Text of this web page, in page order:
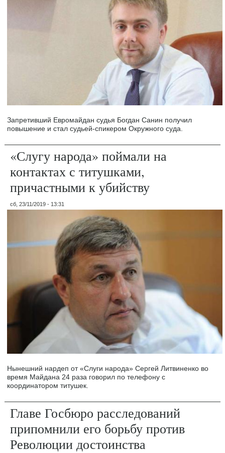
Запретивший Евромайдан судья Богдан Санин получил
повышение и стал судьей-спикером Окружного суда.
«Слугу народа» поймали на
контактах с титушками,
причастными к убийству
сб, 23/11/2019 - 13:31
Нынешний нардеп от «Слуги народа» Сергей Литвиненко во
время Майдана 24 раза говорил по телефону с
координатором титушек.
Главе Госбюро расследований
припомнили его борьбу против
Революции достоинства